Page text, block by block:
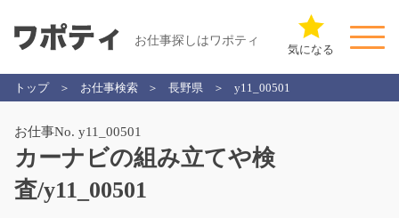
お仕事探しはワポティ
気になる
トップ お仕事検索 長野県 y11_00501
お仕事No. y11_00501
カーナビの組み立てや検
査/y11_00501